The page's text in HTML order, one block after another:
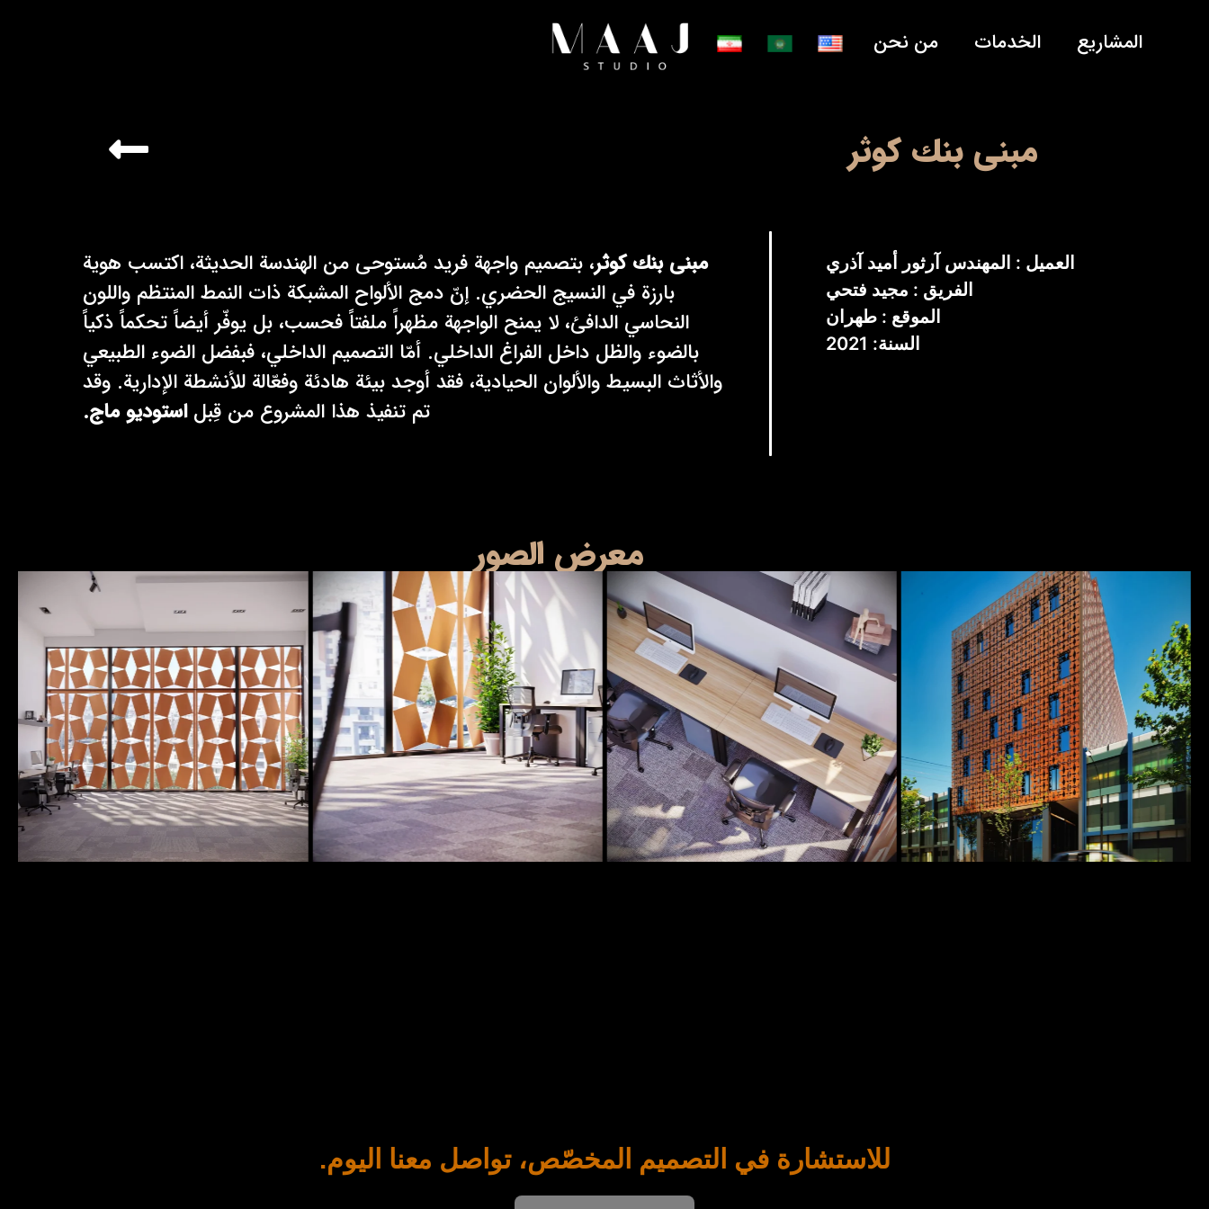
المشاريع الخدمات من نحن
مبنى بنك كوثر
العميل : المهندس آرثور أميد آذري
الفريق : مجيد فتحي
الموقع : طهران
السنة: 2021
مبنى بنك كوثر، بتصميم واجهة فريد مُستوحى من الهندسة الحديثة، اكتسب هوية
بارزة في النسيج الحضري. إنّ دمج الألواح المشبكة ذات النمط المنتظم واللون
النحاسي الدافئ، لا يمنح الواجهة مظهراً ملفتاً فحسب، بل يوفّر أيضاً تحكماً ذكياً
بالضوء والظل داخل الفراغ الداخلي. أمّا التصميم الداخلي، فبفضل الضوء الطبيعي
والأثاث البسيط والألوان الحيادية، فقد أوجد بيئة هادئة وفعّالة للأنشطة الإدارية. وقد
تم تنفيذ هذا المشروع من قِبلاستوديو ماج.
معرض الصور
للاستشارة في التصميم المخصّص، تواصل معنا اليوم.